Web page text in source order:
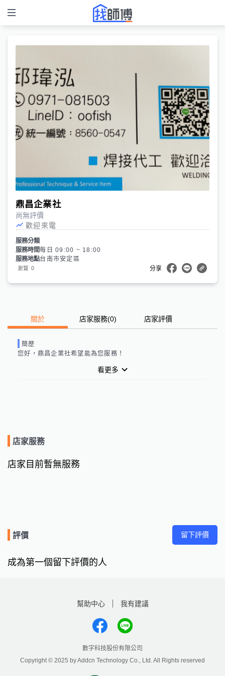
鼎昌企業社
尚無評價
歡迎來電
服務分類
服務時間每日 09:00 ~ 18:00
服務地點台南市安定區
瀏覽 0 分享
關於 店家服務(0) 店家評價
簡歷
您好， 鼎昌企業社希望能為您服務！
看更多
店家服務
店家目前暫無服務
評價 留下評價
成為第一個留下評價的人
幫助中心 我有建議
數字科技股份有限公司
Copyright © 2025 by Addcn Technology Co., Ltd. All Rights reserved